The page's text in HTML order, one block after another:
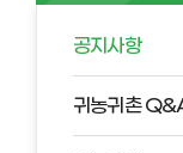
공지사항
귀농귀촌